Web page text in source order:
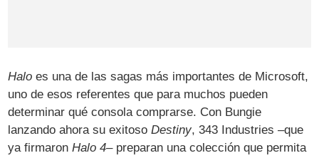
Halo es una de las sagas más importantes de Microsoft,
uno de esos referentes que para muchos pueden
determinar qué consola comprarse. Con Bungie
lanzando ahora su exitosoDestiny, 343 Industries –que
ya firmaronHalo 4– preparan una colección que permita